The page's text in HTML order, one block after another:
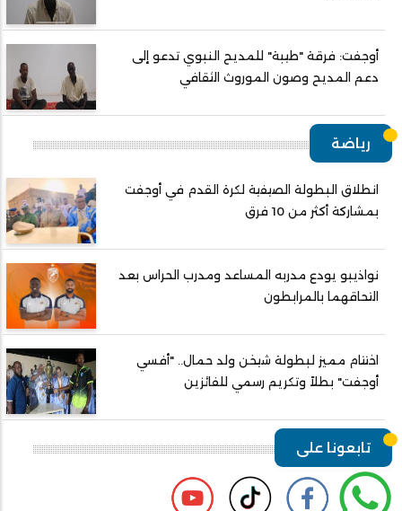
أوجفت: فرقة "طيبة" للمديح النبوي تدعو إلى
دعم المديح وصون الموروث الثقافي
رياضة
انطلاق البطولة الصيفية لكرة القدم في أوجفت
بمشاركة أكثر من 10 فرق
نواذيبو يودع مدربه المساعد ومدرب الحراس بعد
التحاقهما بالمرابطون
اختتام مميز لبطولة شيخن ولد حمال.. "أفسي
أوجفت" بطلاً وتكريم رسمي للفائزين
تابعونا على